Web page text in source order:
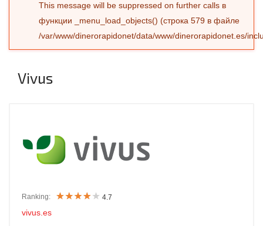
This message will be suppressed on further calls в
функции
_menu_load_objects() (строка 579 в файле
/var/www/dinerorapidonet/data/www/dinerorapidonet.es/
Vivus
Ranking: 4.7
vivus.es